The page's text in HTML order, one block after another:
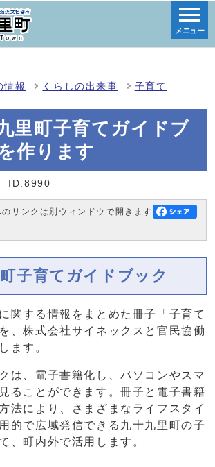
メニュー
情報 くらしの出来事 子育て
里町子育てガイドブ
作ります
ID:8990
リンクは別ウィンドウで開きます
子育てガイドブック
関する情報をまとめた冊子「子育て
、株式会社サイネックスと官民協働
ます。
は、電子書籍化し、パソコンやスマ
ることができます。冊子と電子書籍
法により、さまざまなライフスタイ
的で広域発信できる九十九里町の子
、町内外で活用します。